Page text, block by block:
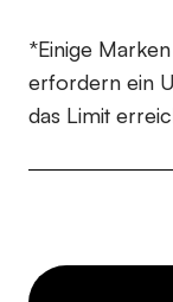
*Einige
erfordern ein
das Limit